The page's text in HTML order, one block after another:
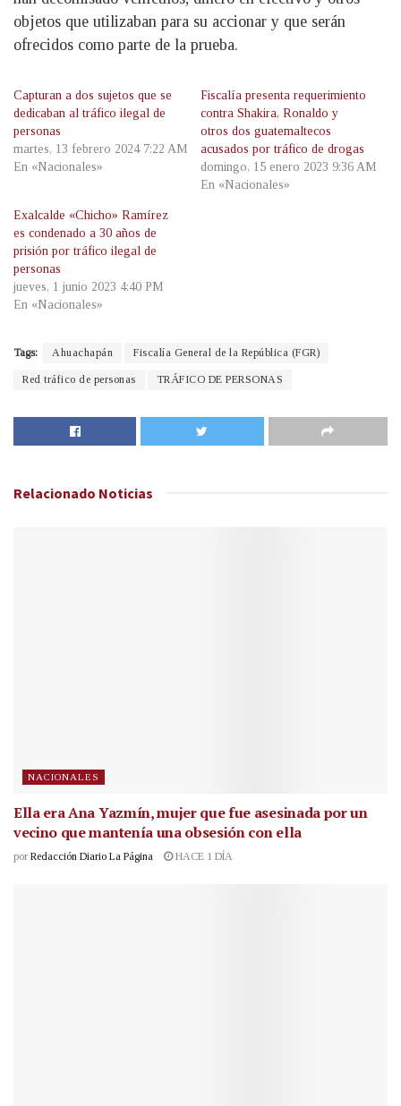
objetos que utilizaban para su accionar y que serán
ofrecidos como parte de la prueba.
Capturan a dos sujetos que se
dedicaban al tráfico ilegal de
personas
martes, 13 febrero 2024 7:22 AM
En «Nacionales»
Fiscalía presenta requerimiento
contra Shakira, Ronaldo y
otros dos guatemaltecos
acusados por tráfico de drogas
domingo, 15 enero 2023 9:36 AM
En «Nacionales»
Exalcalde «Chicho» Ramírez
es condenado a 30 años de
prisión por tráfico ilegal de
personas
jueves, 1 junio 2023 4:40 PM
En «Nacionales»
Tags: Ahuachapán Fiscalía General de la República (FGR)
Red tráfico de personas TRÁFICO DE PERSONAS
Relacionado Noticias
NACIONALES
Ella era Ana Yazmín, mujer que fue asesinada por un
vecino que mantenía una obsesión con ella
por Redacción Diario La Página HACE 1 DÍA